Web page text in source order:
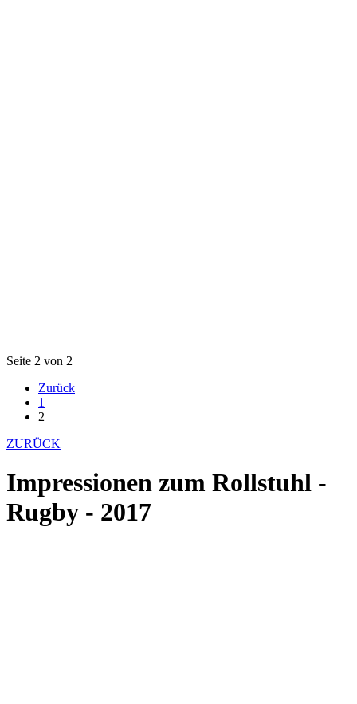
Seite 2 von 2
Zurück
1
2
ZURÜCK
Impressionen zum Rollstuhl -
Rugby - 2017